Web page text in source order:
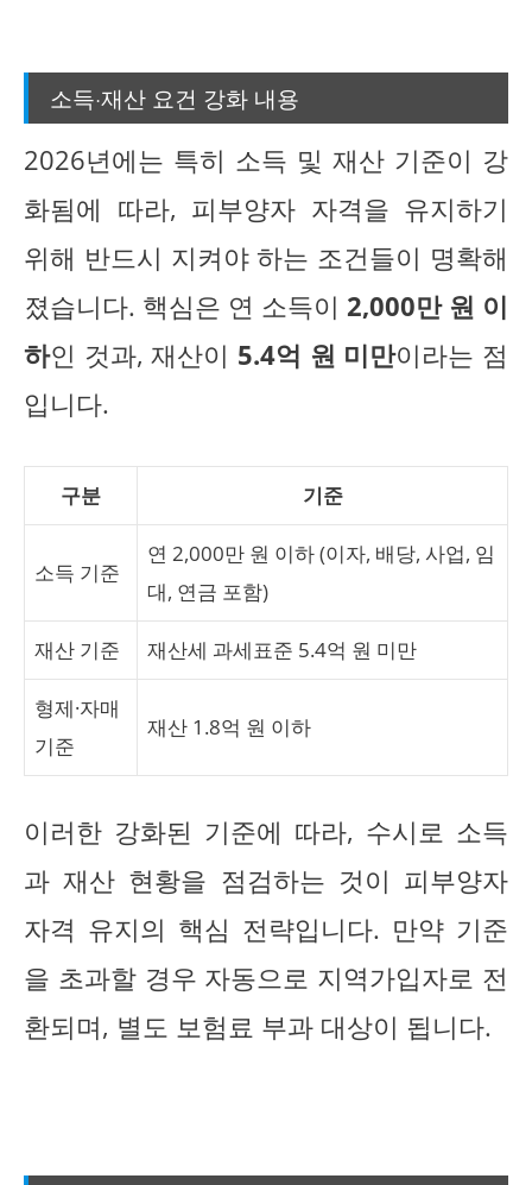
소득·재산 요건 강화 내용
2026년에는 특히 소득 및 재산 기준이 강
화됨에 따라, 피부양자 자격을 유지하기
위해 반드시 지켜야 하는 조건들이 명확해
졌습니다. 핵심은 연 소득이 2,000만 원 이
하인 것과, 재산이 5.4억 원 미만이라는 점
입니다.
구분 기준
소득 기준
연 2,000만 원 이하 (이자, 배당, 사업, 임
대, 연금 포함)
재산 기준 재산세 과세표준 5.4억 원 미만
형제·자매
기준
재산 1.8억 원 이하
이러한 강화된 기준에 따라, 수시로 소득
과 재산 현황을 점검하는 것이 피부양자
자격 유지의 핵심 전략입니다. 만약 기준
을 초과할 경우 자동으로 지역가입자로 전
환되며, 별도 보험료 부과 대상이 됩니다.